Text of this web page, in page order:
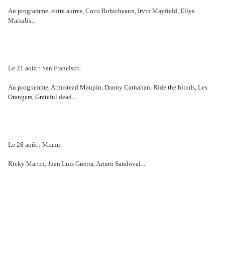
Au programme, entre autres, Coco Robicheaux, Irvin Mayfield, Ellys
Marsalis...
Le 21 août : San Francisco.
Au programme, Armistead Maupin, Danny Carnahan, Ride the blinds, Les
Orangers, Grateful dead...
Le 28 août : Miami.
Ricky Martin, Juan Luis Guerra, Arturo Sandoval...